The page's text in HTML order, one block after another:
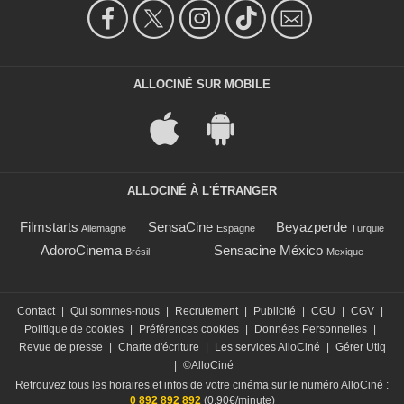
ALLOCINÉ SUR MOBILE
ALLOCINÉ À L'ÉTRANGER
Filmstarts Allemagne SensaCine Espagne Beyazperde Turquie
AdoroCinema Brésil Sensacine México Mexique
Contact | Qui sommes-nous | Recrutement | Publicité | CGU | CGV |
Politique de cookies | Préférences cookies | Données Personnelles |
Revue de presse
| Charte d'écriture | Les services AlloCiné | Gérer Utiq
| ©AlloCiné
Retrouvez tous les horaires et infos de votre cinéma sur le numéro AlloCiné :
0 892 892 892 (0,90€/minute)